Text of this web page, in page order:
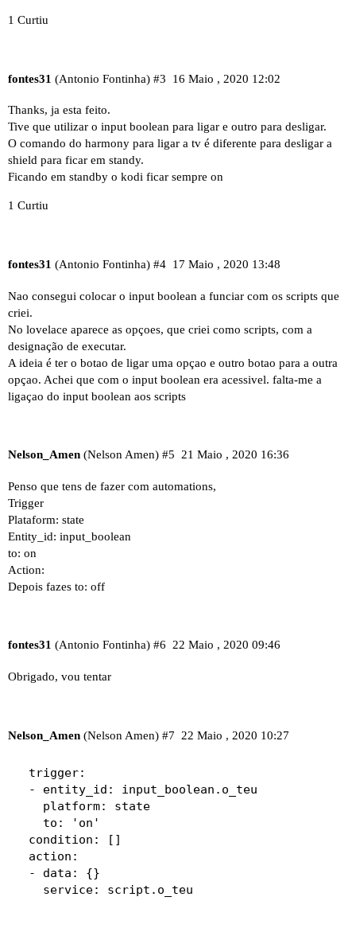
1 Curtiu
fontes31 (Antonio Fontinha) 16 Maio , 2020 12:02
#3
Thanks, ja esta feito.
Tive que utilizar o input boolean para ligar e outro para desligar.
O comando do harmony para ligar a tv é diferente para desligar a
shield para ficar em standy.
Ficando em standby o kodi ficar sempre on
1 Curtiu
fontes31 (Antonio Fontinha) 17 Maio , 2020 13:48
#4
Nao consegui colocar o input boolean a funciar com os scripts que
criei.
No lovelace aparece as opçoes, que criei como scripts, com a
designação de executar.
A ideia é ter o botao de ligar uma opçao e outro botao para a outra
opçao. Achei que com o input boolean era acessivel. falta-me a
ligaçao do input boolean aos scripts
Nelson_Amen (Nelson Amen) 21 Maio , 2020 16:36
#5
Penso que tens de fazer com automations,
Trigger
Plataform: state
Entity_id: input_boolean
to: on
Action:
Depois fazes to: off
fontes31 (Antonio Fontinha) 22 Maio , 2020 09:46
#6
Obrigado, vou tentar
Nelson_Amen (Nelson Amen) 22 Maio , 2020 10:27
#7
  trigger:
  - entity_id: input_boolean.o_teu
    platform: state
    to: 'on'
  condition: []
  action:
  - data: {}